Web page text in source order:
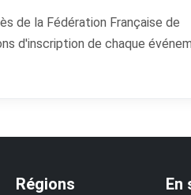
de la Fédération Française de
d'inscription de chaque
Régions En